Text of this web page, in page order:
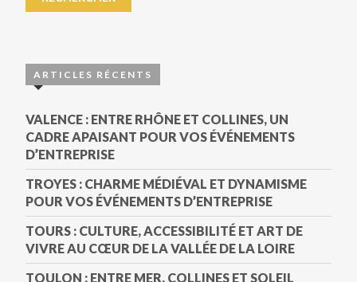
ARTICLES RÉCENTS
VALENCE : ENTRE RHÔNE ET COLLINES, UN
CADRE APAISANT POUR VOS ÉVÉNEMENTS
D’ENTREPRISE
TROYES : CHARME MÉDIÉVAL ET DYNAMISME
POUR VOS ÉVÉNEMENTS D’ENTREPRISE
TOURS : CULTURE, ACCESSIBILITÉ ET ART DE
VIVRE AU CŒUR DE LA VALLÉE DE LA LOIRE
TOULON : ENTRE MER, COLLINES ET SOLEIL